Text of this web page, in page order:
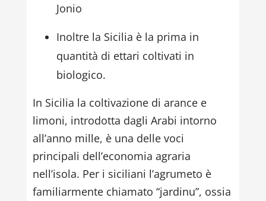
Jonio
Inoltre la Sicilia è la prima in
quantità di ettari coltivati in
biologico.
In Sicilia la coltivazione di arance e
limoni, introdotta dagli Arabi intorno
all’anno mille, è una delle voci
principali dell’economia agraria
nell’isola. Per i siciliani l’agrumeto è
familiarmente chiamato “jardinu”, ossia